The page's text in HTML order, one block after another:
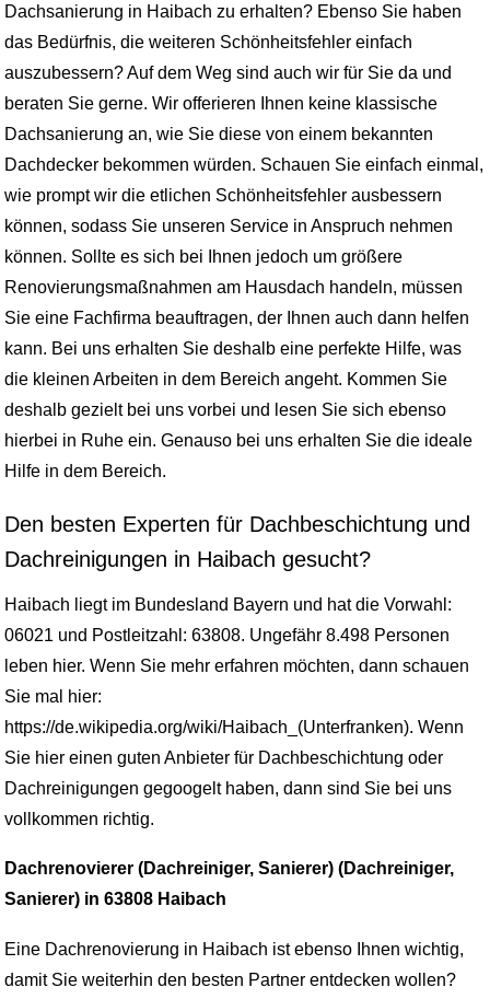
Dachsanierung in Haibach zu erhalten? Ebenso Sie haben
das Bedürfnis, die weiteren Schönheitsfehler einfach
auszubessern? Auf dem Weg sind auch wir für Sie da und
beraten Sie gerne. Wir offerieren Ihnen keine klassische
Dachsanierung an, wie Sie diese von einem bekannten
Dachdecker bekommen würden. Schauen Sie einfach einmal,
wie prompt wir die etlichen Schönheitsfehler ausbessern
können, sodass Sie unseren Service in Anspruch nehmen
können. Sollte es sich bei Ihnen jedoch um größere
Renovierungsmaßnahmen am Hausdach handeln, müssen
Sie eine Fachfirma beauftragen, der Ihnen auch dann helfen
kann. Bei uns erhalten Sie deshalb eine perfekte Hilfe, was
die kleinen Arbeiten in dem Bereich angeht. Kommen Sie
deshalb gezielt bei uns vorbei und lesen Sie sich ebenso
hierbei in Ruhe ein. Genauso bei uns erhalten Sie die ideale
Hilfe in dem Bereich.
Den besten Experten für Dachbeschichtung und
Dachreinigungen in Haibach gesucht?
Haibach liegt im Bundesland Bayern und hat die Vorwahl:
06021 und Postleitzahl: 63808. Ungefähr 8.498 Personen
leben hier. Wenn Sie mehr erfahren möchten, dann schauen
Sie mal hier:
https://de.wikipedia.org/wiki/Haibach_(Unterfranken). Wenn
Sie hier einen guten Anbieter für Dachbeschichtung oder
Dachreinigungen gegoogelt haben, dann sind Sie bei uns
vollkommen richtig.
Dachrenovierer (Dachreiniger, Sanierer) (Dachreiniger,
Sanierer) in 63808 Haibach
Eine Dachrenovierung in Haibach ist ebenso Ihnen wichtig,
damit Sie weiterhin den besten Partner entdecken wollen?